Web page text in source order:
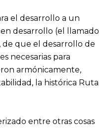
el desarrollo a un
desarrollo (el llamado
que el desarrollo de
necesarias para
armónicamente,
la histórica Ruta
entre otras cosas